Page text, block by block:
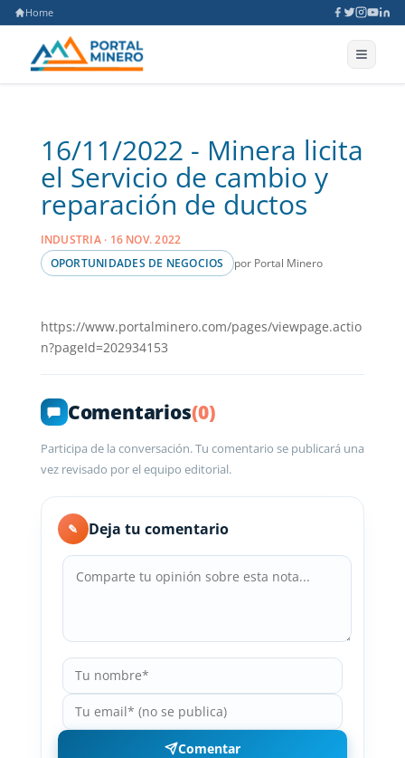
Home
16/11/2022 - Minera licita
el Servicio de cambio y
reparación de ductos
INDUSTRIA · 16 NOV. 2022
OPORTUNIDADES DE NEGOCIOS
por Portal Minero
https://www.portalminero.com/pages/viewpage.actio
n?pageId=202934153
Comentarios(0)
Participa de la conversación. Tu comentario se publicará una
vez revisado por el equipo editorial.
✎ Deja tu comentario
Comentar